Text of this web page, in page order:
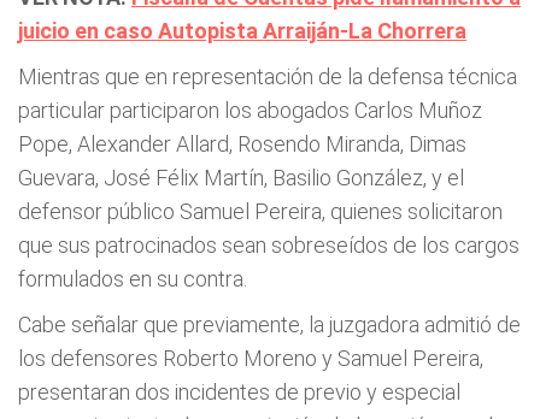
juicio en caso Autopista Arraiján-La Chorrera
Mientras que en representación de la defensa técnica
particular participaron los abogados Carlos Muñoz
Pope, Alexander Allard, Rosendo Miranda, Dimas
Guevara, José Félix Martín, Basilio González, y el
defensor público Samuel Pereira, quienes solicitaron
que sus patrocinados sean sobreseídos de los cargos
formulados en su contra.
Cabe señalar que previamente, la juzgadora admitió de
los defensores Roberto Moreno y Samuel Pereira,
presentaran dos incidentes de previo y especial